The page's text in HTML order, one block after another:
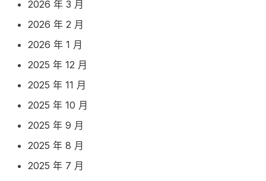
2026 年 3 月
2026 年 2 月
2026 年 1 月
2025 年 12 月
2025 年 11 月
2025 年 10 月
2025 年 9 月
2025 年 8 月
2025 年 7 月